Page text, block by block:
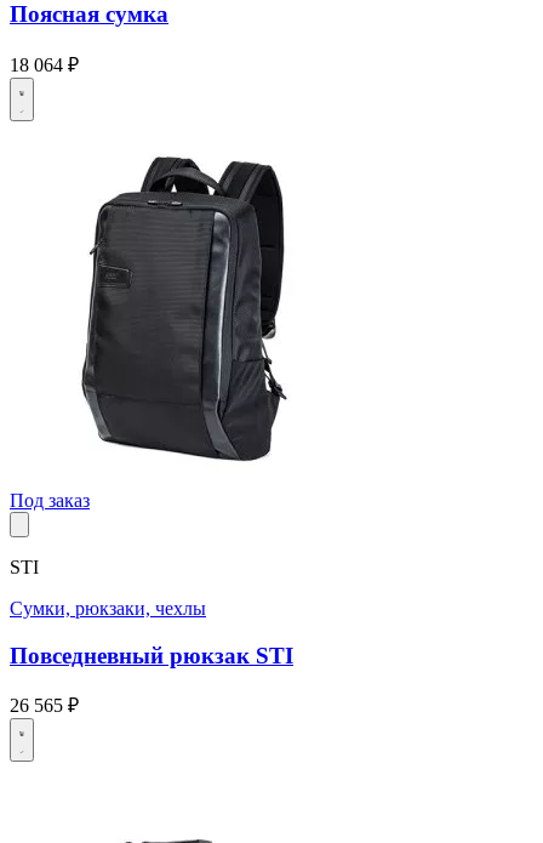
Поясная сумка
18 064 ₽
Под заказ
STI
Сумки, рюкзаки, чехлы
Повседневный рюкзак STI
26 565 ₽